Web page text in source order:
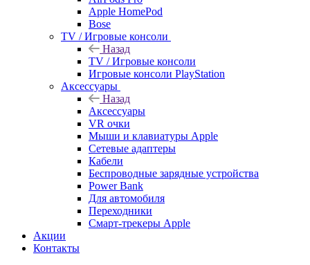
Apple HomePod
Bose
TV / Игровые консоли
Назад
TV / Игровые консоли
Игровые консоли PlayStation
Аксессуары
Назад
Аксессуары
VR очки
Мыши и клавиатуры Apple
Сетевые адаптеры
Кабели
Беспроводные зарядные устройства
Power Bank
Для автомобиля
Переходники
Смарт-трекеры Apple
Акции
Контакты